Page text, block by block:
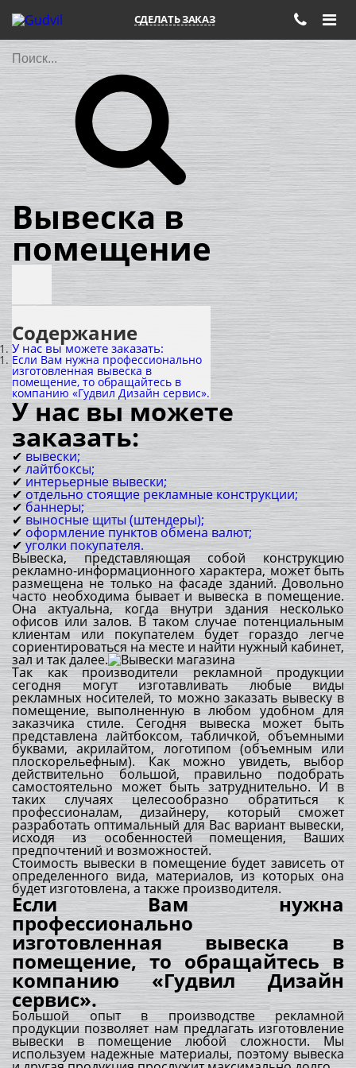
СДЕЛАТЬ ЗАКАЗ
Поиск
Вывеска в
помещение
Содержание
У нас вы можете заказать:
Если Вам нужна профессионально
изготовленная вывеска в
помещение, то обращайтесь в
компанию «Гудвил Дизайн сервис».
У нас вы можете
заказать:
✔ вывески;
✔ лайтбоксы;
✔ интерьерные вывески;
✔отдельно стоящие рекламные конструкции;
✔ баннеры;
✔ выносные щиты (штендеры);
✔ оформление пунктов обмена валют;
✔ уголки покупателя.
Вывеска, представляющая собой конструкцию
рекламно-информационного характера, может быть
размещена не только на фасаде зданий. Довольно
часто необходима бывает и вывеска в помещение.
Она актуальна, когда внутри здания несколько
офисов или залов. В таком случае потенциальным
клиентам или покупателем будет гораздо легче
сориентироваться на месте и найти нужный кабинет,
зал и так далее.
Так как производители рекламной продукции
сегодня могут изготавливать любые виды
рекламных носителей, то можно заказать вывеску в
помещение, выполненную в любом удобном для
заказчика стиле. Сегодня вывеска может быть
представлена лайтбоксом, табличкой, объемными
буквами, акрилайтом, логотипом (объемным или
плоскорельефным). Как можно увидеть, выбор
действительно большой, правильно подобрать
самостоятельно может быть затруднительно. И в
таких случаях целесообразно обратиться к
профессионалам, дизайнеру, который сможет
разработать оптимальный для Вас вариант вывески,
исходя из особенностей помещения, Ваших
предпочтений и возможностей.
Стоимость вывески в помещение будет зависеть от
определенного вида, материалов, из которых она
будет изготовлена, а также производителя.
Если Вам нужна
профессионально
изготовленная вывеска в
помещение, то обращайтесь в
компанию «Гудвил Дизайн
сервис».
Большой опыт в производстве рекламной
продукции позволяет нам предлагать изготовление
вывески в помещение любой сложности. Мы
используем надежные материалы, поэтому вывеска